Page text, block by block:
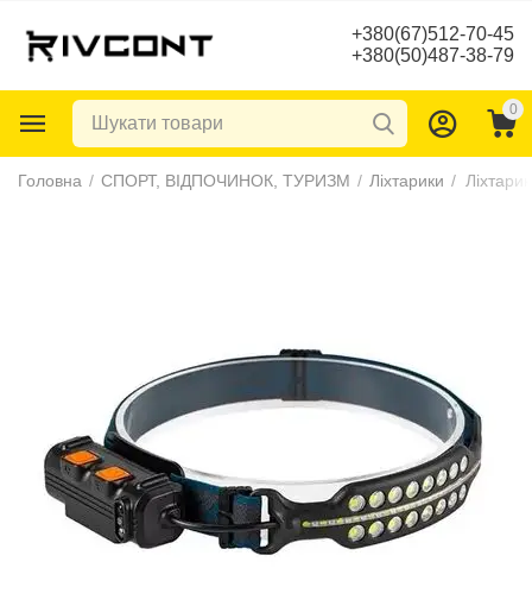
+380(67)512-70-45
+380(50)487-38-79
0
Головна / СПОРТ, ВІДПОЧИНОК, ТУРИЗМ / Ліхтарики /